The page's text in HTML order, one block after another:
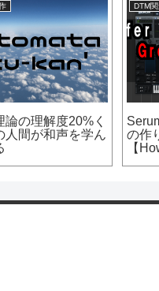
無駄にめっちゃ買っちゃ
った系な僕が勧める「ダ
ンスミュージック系のオ